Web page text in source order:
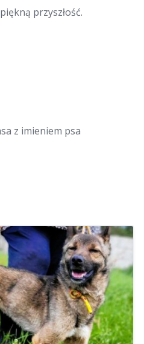
przyszłość.
z imieniem psa